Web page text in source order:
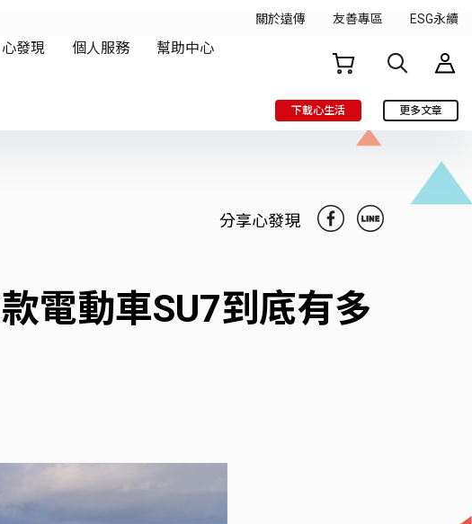
下載心生活 更多文章
分享心發現
電動車SU7到底有多